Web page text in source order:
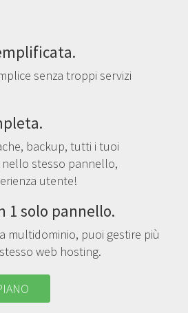
senza troppi servizi
backup, tutti i tuoi
stesso pannello,
utente!
1 solo pannello.
multidominio, puoi gestire più
web hosting.